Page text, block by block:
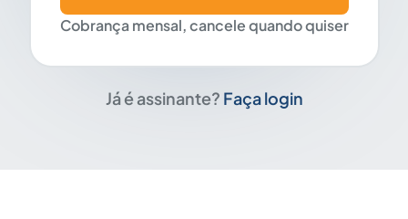
Cobrança mensal, cancele quando quiser
Já é assinante? Faça login